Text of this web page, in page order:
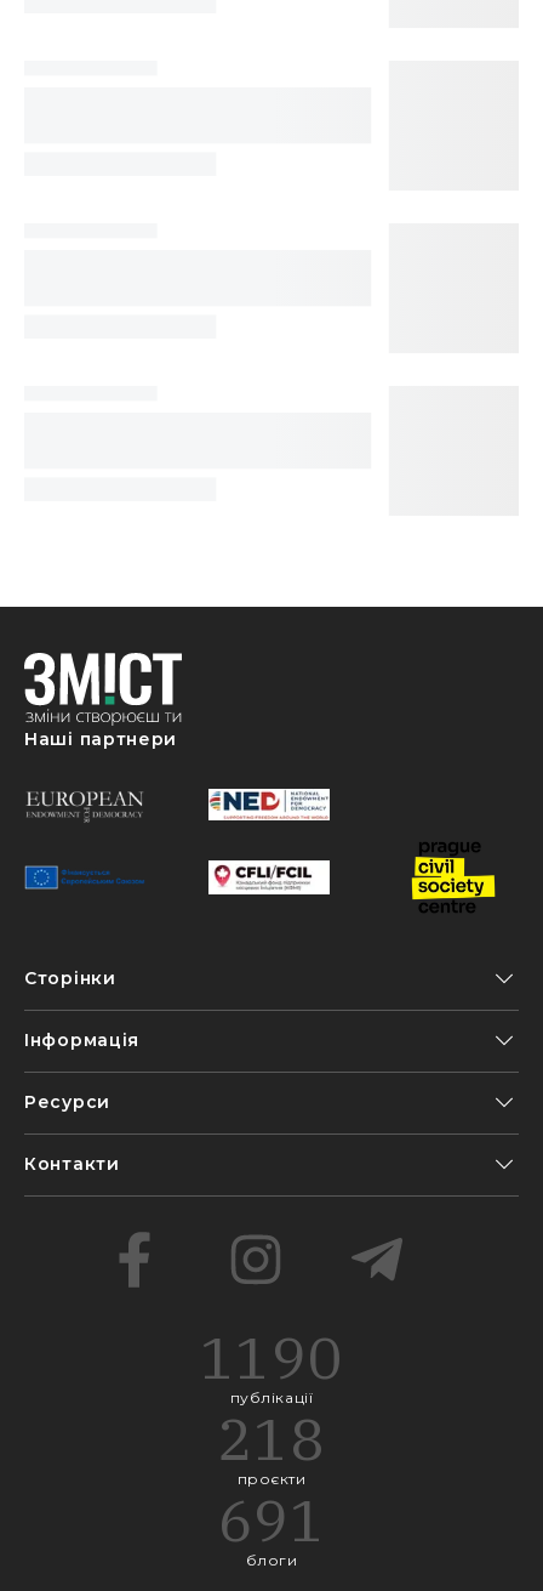
Наші партнери
Сторінки
Інформація
Ресурси
Контакти
1190
публікації
218
проєкти
691
блоги